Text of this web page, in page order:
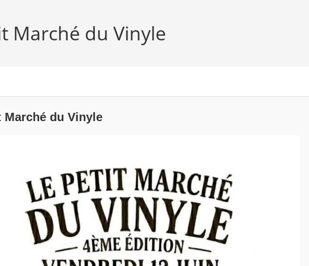
Marché du Vinyle
Marché du Vinyle